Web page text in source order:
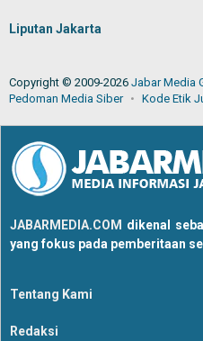
Liputan Jakarta
Copyright © 2009-2026 Jabar Media
Pedoman Media Siber
Kode Etik
JABARMEDIA.COM dikenal
yang fokus pada pemberitaan
Tentang Kami
Redaksi